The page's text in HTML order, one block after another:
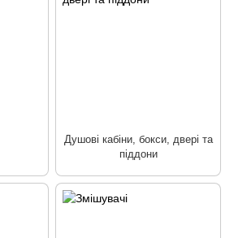
Душові кабіни, бокси, двері та
піддони